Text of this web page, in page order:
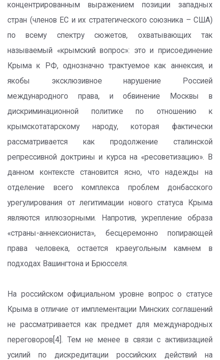
концентрированным выражением позиции западных
стран (членов ЕС и их стратегического союзника – США)
по всему спектру сюжетов, охватывающих так
называемый «крымский вопрос»: это и присоединение
Крыма к РФ, однозначно трактуемое как аннексия, и
якобы эксклюзивное нарушение Россией
международного права, и обвинение Москвы в
дискриминационной политике по отношению к
крымскотатарскому народу, которая фактически
рассматривается как продолжение сталинской
репрессивной доктрины и курса на «ресоветизацию». В
данном контексте становится ясно, что надежды на
отделение всего комплекса проблем донбасского
урегулирования от легитимации нового статуса Крыма
являются иллюзорными. Напротив, укрепление образа
«страны-аннексиониста», бесцеремонно попирающей
права человека, остается краеугольным камнем в
подходах Вашингтона и Брюсселя.
На российском официальном уровне вопрос о статусе
Крыма в отличие от имплементации Минских соглашений
не рассматривается как предмет для международных
переговоров[4]. Тем не менее в связи с активизацией
усилий по дискредитации российских действий на